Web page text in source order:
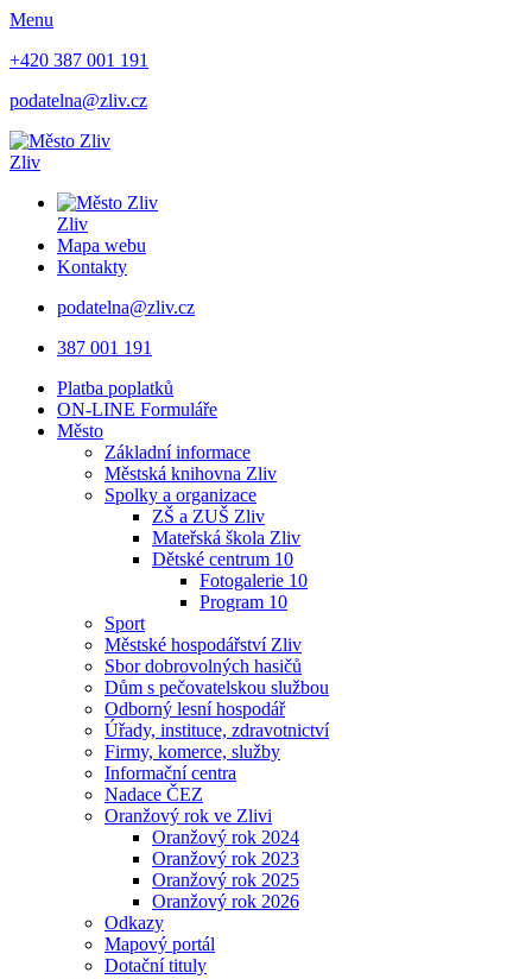
Menu
+420 387 001 191
podatelna@zliv.cz
Zliv
Zliv
Mapa webu
Kontakty
podatelna@zliv.cz
387 001 191
Platba poplatků
ON-LINE Formuláře
Město
Základní informace
Městská knihovna Zliv
Spolky a organizace
ZŠ a ZUŠ Zliv
Mateřská škola Zliv
Dětské centrum 10
Fotogalerie 10
Program 10
Sport
Městské hospodářství Zliv
Sbor dobrovolných hasičů
Dům s pečovatelskou službou
Odborný lesní hospodář
Úřady, instituce, zdravotnictví
Firmy, komerce, služby
Informační centra
Nadace ČEZ
Oranžový rok ve Zlivi
Oranžový rok 2024
Oranžový rok 2023
Oranžový rok 2025
Oranžový rok 2026
Odkazy
Mapový portál
Dotační tituly